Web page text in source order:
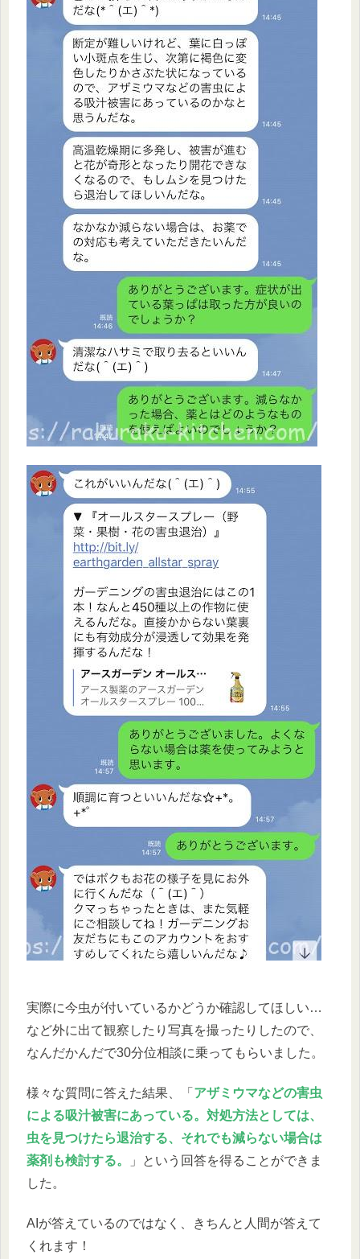
実際に今虫が付いているかどうか確認してほしい…
など外に出て観察したり写真を撮ったりしたので、
なんだかんだで30分位相談に乗ってもらいました。
様々な質問に答えた結果、「 アザミウマなどの害虫
による吸汁被害にあっている。対処方法としては、
虫を見つけたら退治する、それでも減らない場合は
薬剤も検討する。
」という回答を得ることができま
した。
AIが答えているのではなく、きちんと人間が答えて
くれます！